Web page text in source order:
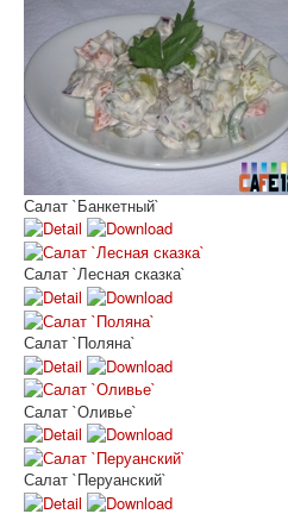
Салат `Банкетный`
Салат `Лесная сказка`
Салат `Поляна`
Салат `Оливье`
Салат `Перуанский`